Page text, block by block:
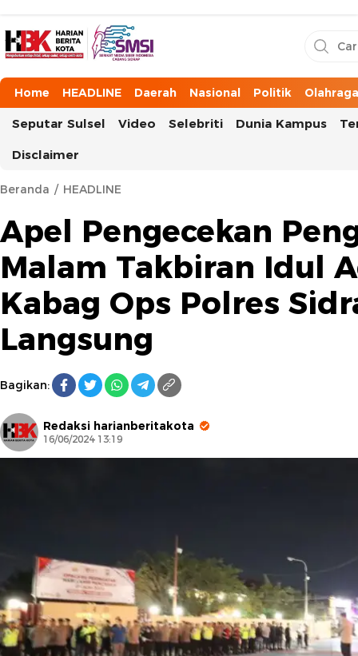
HarianBeritaKota
Mengabarkan Setiap Detil, Sudut, dan Cerita Kota
Home HEADLINE Daerah Nasional Politik Olahraga
Seputar Sulsel Video Selebriti Dunia Kampus
Disclaimer
Beranda HEADLINE
Apel Pengecekan
Malam Takbiran Idul
Kabag Ops Polres
Langsung
Bagikan:
Redaksi harianberitakota
16/06/2024 13:19